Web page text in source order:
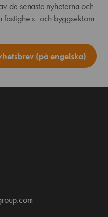
de senaste nyheterna och
och byggsektorn
(på engelska)